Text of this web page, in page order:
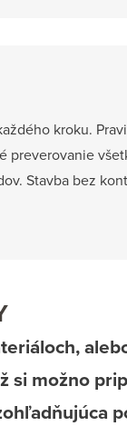
kroku.
Stavba bez
si možno